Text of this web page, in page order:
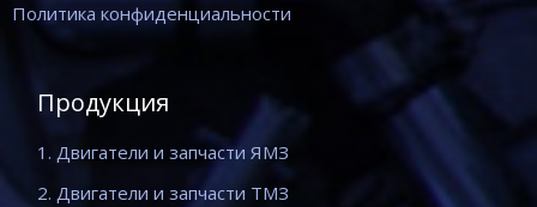
Политика конфиденциальности
Продукция
1. Двигатели и запчасти ЯМЗ
2. Двигатели и запчасти ТМЗ